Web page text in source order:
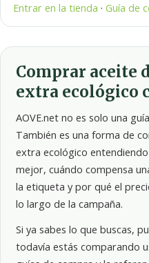
Entrar en la tienda · Guía de
Comprar aceite
extra ecológico
AOVE.net no es solo una
También es una forma de
extra ecológico
mejor, cuándo compensa
la etiqueta y por qué el
lo largo de la campaña.
Si ya sabes lo que buscas,
todavía estás comparando